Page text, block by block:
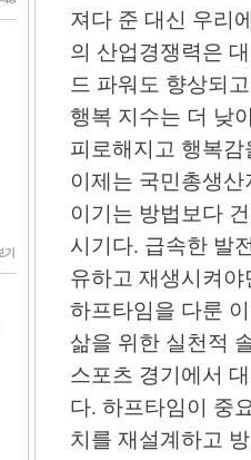
져다 준 대신 우리
의 산업경쟁력은
드 파워도 향상되
행복 지수는 더 낮
피로해지고 행복
이제는 국민총생
이기는 방법보다
시기다. 급속한 발
유하고 재생시켜
하프타임을 다룬
삶을 위한 실천적
스포츠 경기에서
다. 하프타임이 중
치를 재설계하고